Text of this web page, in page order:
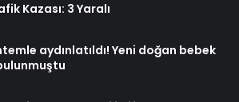
Kazası: 3 Yaralı
aydınlatıldı! Yeni doğan bebek